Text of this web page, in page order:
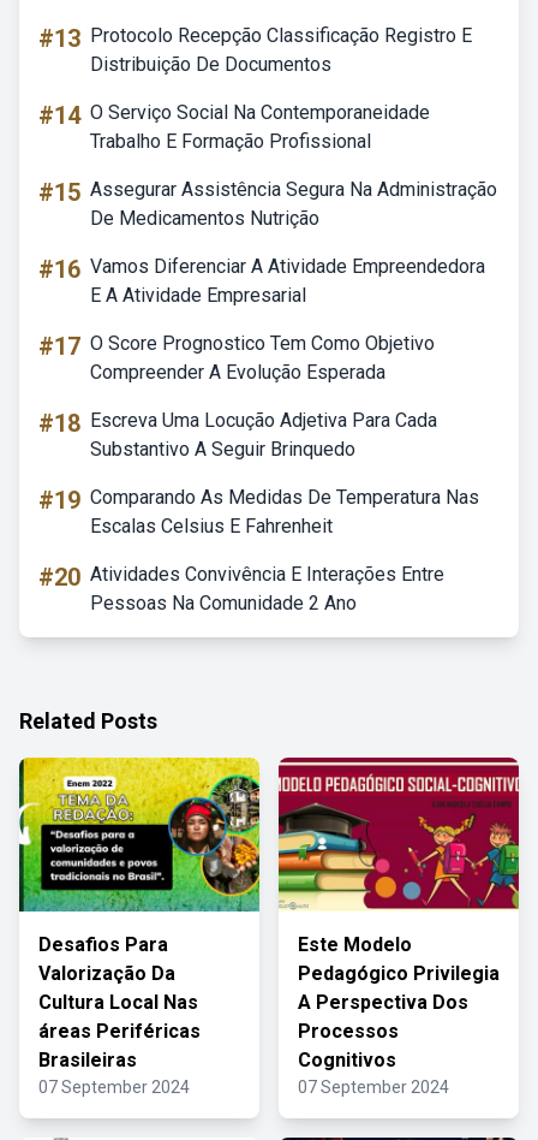
#13 Protocolo Recepção Classificação Registro E
Distribuição De Documentos
#14 O Serviço Social Na Contemporaneidade
Trabalho E Formação Profissional
#15 Assegurar Assistência Segura Na Administração
De Medicamentos Nutrição
#16 Vamos Diferenciar A Atividade Empreendedora
E A Atividade Empresarial
#17 O Score Prognostico Tem Como Objetivo
Compreender A Evolução Esperada
#18 Escreva Uma Locução Adjetiva Para Cada
Substantivo A Seguir Brinquedo
#19 Comparando As Medidas De Temperatura Nas
Escalas Celsius E Fahrenheit
#20 Atividades Convivência E Interações Entre
Pessoas Na Comunidade 2 Ano
Related Posts
Desafios Para
Valorização Da
Cultura Local Nas
áreas Periféricas
Brasileiras
07 September 2024
Este Modelo
Pedagógico Privilegia
A Perspectiva Dos
Processos
Cognitivos
07 September 2024